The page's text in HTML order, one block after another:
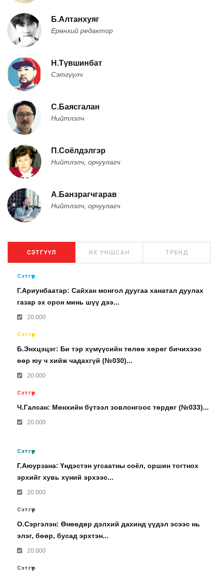
Б.Алтанхуяг
Ерөнхий редактор
Н.Түвшинбат
Сэтгүүлч
С.Баясгалан
Нийтлэлч
П.Соёлдэлгэр
Нийтлэлч, орчуулагч
А.Банзрагчгарав
Нийтлэлч, орчуулагч
СЭТГҮҮЛ ИХ УНШСАН ТРЕНД
Сэтгүүл
Г.Ариунбаатар: Сайхан монгол дуугаа ханатал дуулах
газар эх орон минь шүү дээ...
20.000
Сэтгүүл
Б.Энхцэцэг: Би тэр хүмүүсийн төлөө хөрөг бичихээс
өөр юу ч хийж чадахгүй (№030)...
20.000
Сэтгүүл
Ч.Галсан: Мөнхийн бүтээл зовлонгоос төрдөг (№033)...
20.000
Сэтгүүл
Г.Аюурзана: Үндэстэн угсаатны соёл, оршин тогтнох
эрхийг хувь хүний эрхээс...
20.000
Сэтгүүл
О.Сэргэлэн: Өнөөдөр дэлхий дахинд үүдэл эсээс нь
элэг, бөөр, бусад эрхтэн...
20.000
Сэтгүүл